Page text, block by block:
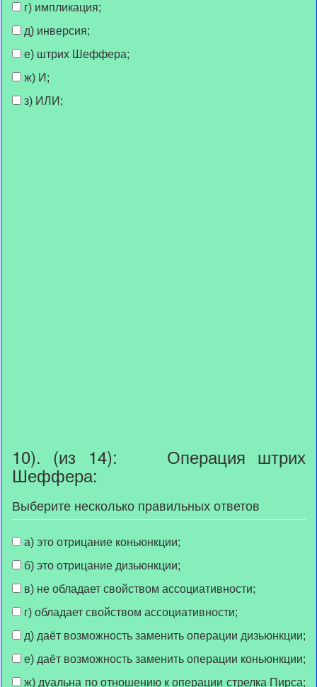
г) импликация;
д) инверсия;
е) штрих Шеффера;
ж) И;
з) ИЛИ;
10). (из 14): Операция штрих
Шеффера:
Выберите несколько правильных ответов
а) это отрицание коньюнкции;
б) это отрицание дизьюнкции;
в) не обладает свойством ассоциативности;
г) обладает свойством ассоциативности;
д) даёт возможность заменить операции дизьюнкции;
е) даёт возможность заменить операции коньюнкции;
ж) дуальна по отношению к операции стрелка Пирса;